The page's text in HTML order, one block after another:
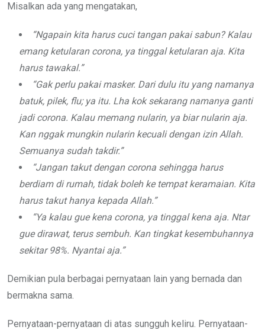
Misalkan ada yang mengatakan,
“Ngapain kita harus cuci tangan pakai sabun? Kalau
emang ketularan corona, ya tinggal ketularan aja. Kita
harus tawakal.”
“Gak perlu pakai masker. Dari dulu itu yang namanya
batuk, pilek, flu; ya itu. Lha kok sekarang namanya ganti
jadi corona. Kalau memang nularin, ya biar nularin aja.
Kan nggak mungkin nularin kecuali dengan izin Allah.
Semuanya sudah takdir.”
“Jangan takut dengan corona sehingga harus
berdiam di rumah, tidak boleh ke tempat keramaian. Kita
harus takut hanya kepada Allah.”
“Ya kalau gue kena corona, ya tinggal kena aja. Ntar
gue dirawat, terus sembuh. Kan tingkat kesembuhannya
sekitar 98%. Nyantai aja.”
Demikian pula berbagai pernyataan lain yang bernada dan
bermakna sama.
Pernyataan-pernyataan di atas sungguh keliru. Pernyataan-